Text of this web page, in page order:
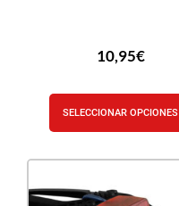
10,95€
SELECCIONAR OPCIONES